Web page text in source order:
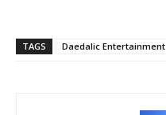
TAGS Daedalic Entertainment